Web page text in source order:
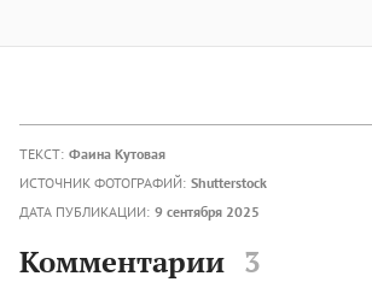
ТЕКСТ: Фаина Кутовая
ИСТОЧНИК ФОТОГРАФИЙ: Shutterstock
ДАТА ПУБЛИКАЦИИ: 9 сентября 2025
Комментарии 3